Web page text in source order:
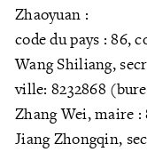
Zhaoyuan :
code du pays : 86,
Wang Shiliang,
ville: 8232868
Zhang Wei, maire :
Jiang Zhongqin,